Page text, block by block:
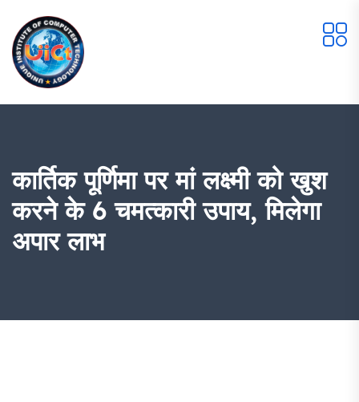
कार्तिक पूर्णिमा पर मां लक्ष्मी को खुश
करने के 6 चमत्कारी उपाय, मिलेगा
अपार लाभ